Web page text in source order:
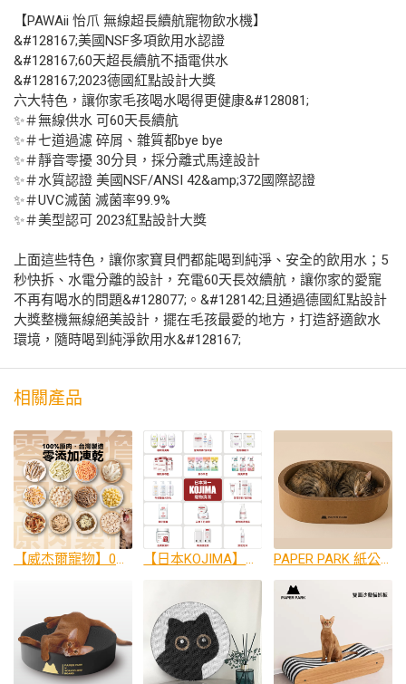
【PAWAii 怡爪 無線超長續航寵物飲水機】
&#128167;美國NSF多項飲用水認證
&#128167;60天超長續航不插電供水
&#128167;2023德國紅點設計大獎
六大特色，讓你家毛孩喝水喝得更健康&#128081;
✨＃無線供水 可60天長續航
✨＃七道過濾 碎屑、雜質都bye bye
✨＃靜音零擾 30分貝，採分離式馬達設計
✨＃水質認證 美國NSF/ANSI 42&amp;372國際認證
✨＃UVC滅菌 滅菌率99.9%
✨＃美型認可 2023紅點設計大獎
上面這些特色，讓你家寶貝們都能喝到純淨、安全的飲用水；5
秒快拆、水電分離的設計，充電60天長效續航，讓你家的愛寵
不再有喝水的問題&#128077;。&#128142;且通過德國紅點設計
大獎整機無線絕美設計，擺在毛孩最愛的地方，打造舒適飲水
環境，隨時喝到純淨飲用水&#128167;
相關產品
【威杰爾寵物】0添加凍乾全系列 【日本KOJIMA】寵物清潔第一品牌 PAPER PARK 紙公園 牛皮紙深橢圓窩